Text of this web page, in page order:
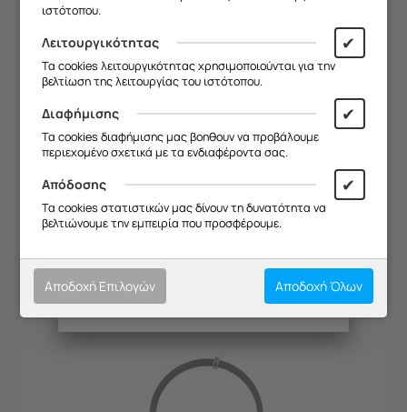
ΚΙΝΗΤΗΡΑΣ AG KUPPER EEH 652
Διαθέσιμο
ιστότοπου.
Λειτουργικότητας ✔
Τα cookies λειτουργικότητας χρησιμοποιούνται για την
βελτίωση της λειτουργίας του ιστότοπου.
Διαφήμισης ✔
Τα cookies διαφήμισης μας βοηθουν να προβάλουμε
περιεχομένο σχετικά με τα ενδιαφέροντα σας.
Απόδοσης ✔
Τα cookies στατιστικών μας δίνουν τη δυνατότητα να
βελτιώνουμε την εμπειρία που προσφέρουμε.
Αποδοχή Επιλογών Αποδοχή Όλων
Σας ευχαριστούμε για την
κατανόηση και σας ευχόμαστε καλό
καλοκαίρι!
Θα θέλαμε να σας ενημερώσουμε ότι
η επιχείρησή μας θα παραμείνει
κλειστή από13/08 έως και 18/08
Θα είμαστε ξανά κοντά σας από
19/08.
κατανόηση και σας ευχόμαστε καλό